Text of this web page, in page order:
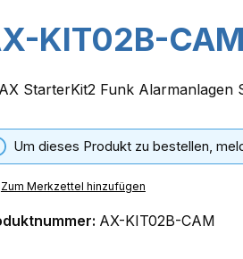
KIT02B-CAM
StarterKit2 Funk Alarmanlagen
Um dieses Produkt zu bestellen,
Zum Merkzettel hinzufügen
AX-KIT02B-CAM